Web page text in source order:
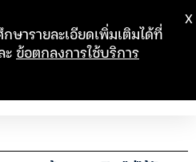
ษารายละเอียดเพิ่มเติมได้ที่
ะข้อตกลงการใช้บริการ
X